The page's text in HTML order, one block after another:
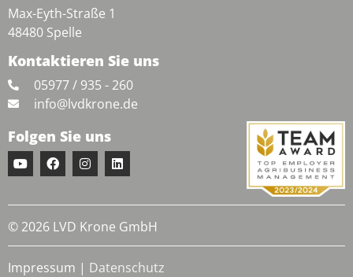
Max-Eyth-Straße 1
48480 Spelle
Kontaktieren Sie uns
05977 / 935 - 260
info@lvdkrone.de
Folgen Sie uns
© 2026 LVD Krone GmbH
Impressum | Datenschutz